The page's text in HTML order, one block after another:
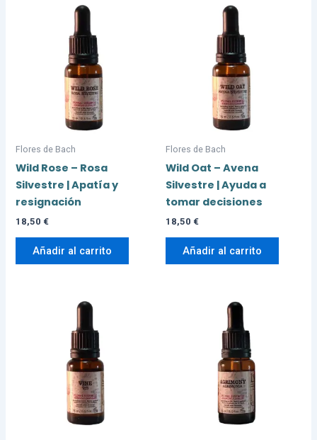
Flores de Bach
Wild Rose – Rosa
Silvestre | Apatía y
resignación
18,50 €
Añadir al carrito
Flores de Bach
Wild Oat – Avena
Silvestre | Ayuda a
tomar decisiones
18,50 €
Añadir al carrito